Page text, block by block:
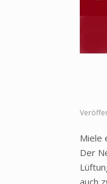
Miele
Der
auch